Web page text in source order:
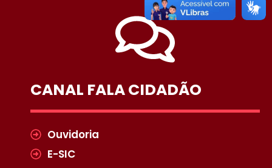
CANAL FALA CIDADÃO
Ouvidoria
E-SIC